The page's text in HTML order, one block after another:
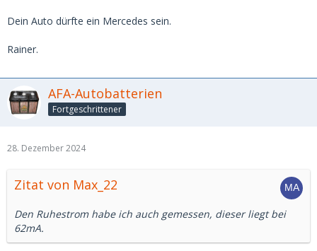
Dein Auto dürfte ein Mercedes sein.
Rainer.
AFA-Autobatterien
Fortgeschrittener
28. Dezember 2024
Zitat von Max_22
Den Ruhestrom habe ich auch gemessen, dieser liegt bei
62mA.